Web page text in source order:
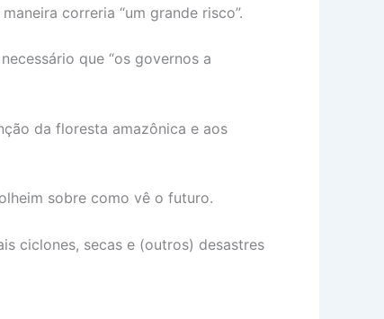
correria “um grande risco”.
que “os governos a
da floresta amazônica e aos
sobre como vê o futuro.
ciclones, secas e (outros) desastres